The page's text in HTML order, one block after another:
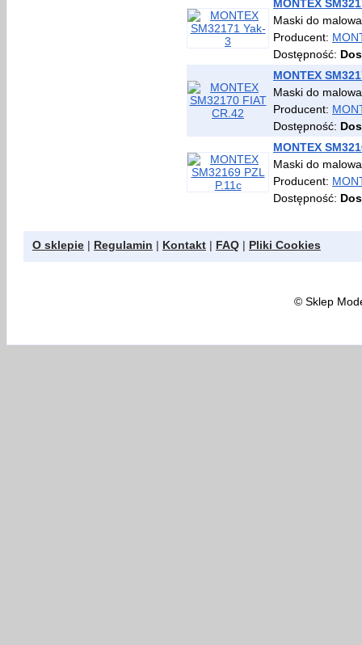
MONTEX
Maski do
Producent:
Dostępność:
MONTEX
Maski do
Producent:
Dostępność:
MONTEX
Maski do
Producent:
Dostępność:
O sklepie | Regulamin | Kontakt | FAQ | Pliki Cookies
©Sklep